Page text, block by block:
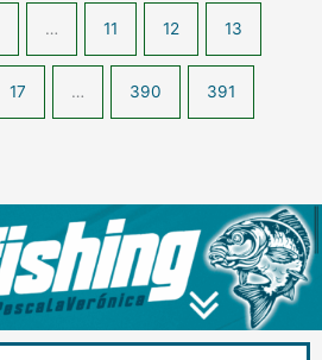
… 11 12 13
17 … 390 391